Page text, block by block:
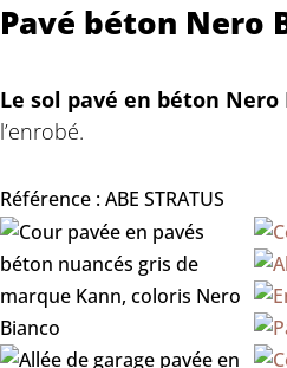
Pavé béton Nero
Le sol pavé en béton Nero
l’enrobé.
Référence : ABE STRATUS